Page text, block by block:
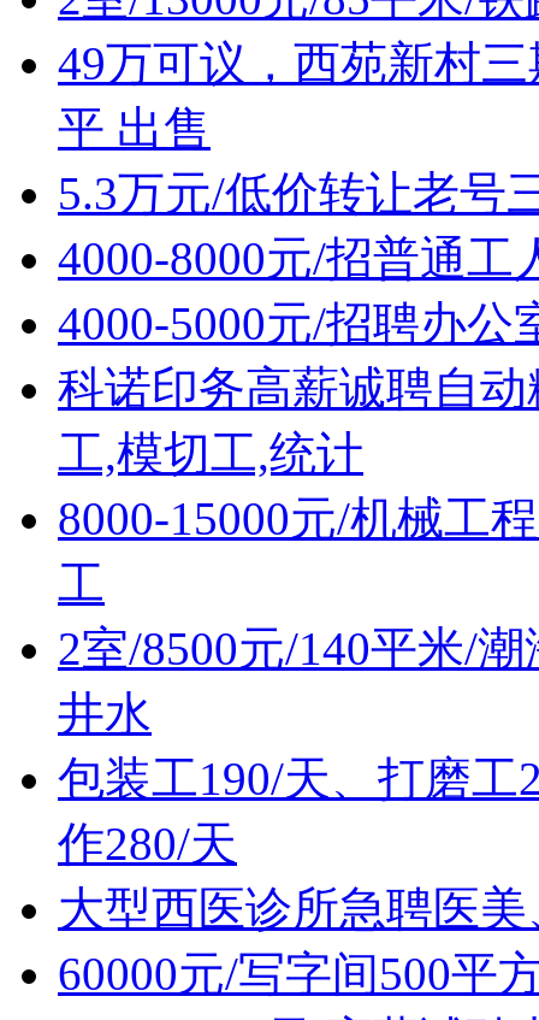
49万可议，西苑新村
平 出售
5.3万元/低价转让老号
4000-8000元/招普通
4000-5000元/招聘办公
科诺印务高薪诚聘自
工,模切工,统计
8000-15000元/机械工
工
2室/8500元/140平米/
井水
包装工190/天、打磨工
作280/天
大型西医诊所急聘医
60000元/写字间500平